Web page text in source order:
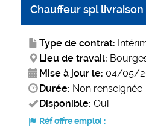
Chauffeur spl
Type de contrat:
Lieu de travail:
Mise à jour le: 04/05/
Durée: Non renseignée
Disponible: Oui
Réf offre emploi :